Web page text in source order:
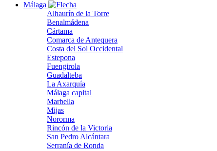
Málaga
Alhaurín de la Torre
Benalmádena
Cártama
Comarca de Antequera
Costa del Sol Occidental
Estepona
Fuengirola
Guadalteba
La Axarquía
Málaga capital
Marbella
Mijas
Nororma
Rincón de la Victoria
San Pedro Alcántara
Serranía de Ronda